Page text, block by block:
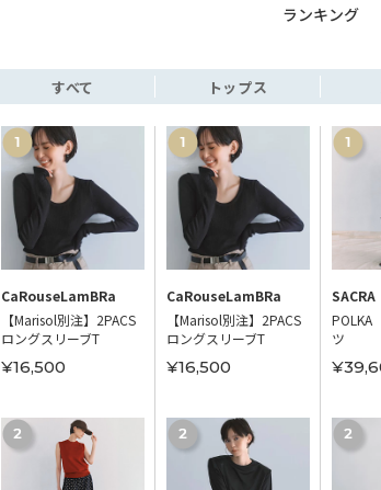
ランキング
すべて
CaRouseLamBRa
【Marisol別注】2PACS
ロングスリーブT
¥16,500
トップス
CaRouseLamBRa
【Marisol別注】2PACS
ロングスリーブT
¥16,500
SACRA
ツ